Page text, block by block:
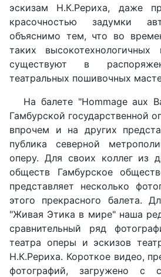
эскизам Н.К.Рериха, даже
красочностью задумки
объяснимо тем, что во
таких высокотехнологичных
существуют в
театральных пошивочных
На балете "Hommage aux
Гамбурской государственной
впрочем и на других
публика северной
оперу. Для своих коллег из
обществ Гамбурское
представляет несколько
этого прекрасного балета.
"Живая Этика в мире" наша
сравнительный ряд
театра оперы и эскизов
Н.К.Рериха. Короткое видео,
фотографий, загружено с